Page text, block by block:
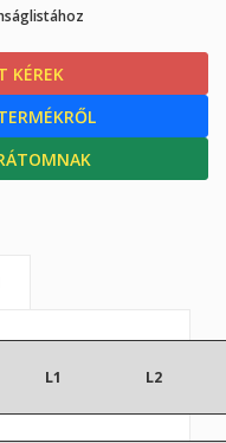
KÉREK
L1 L2